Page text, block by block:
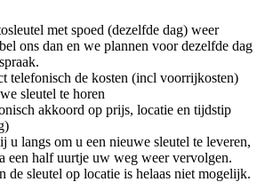
met spoed (dezelfde dag) weer
ons dan en we plannen voor dezelfde dag
telefonisch de kosten (incl voorrijkosten)
sleutel te horen
akkoord op prijs, locatie en tijdstip
u langs om u een nieuwe sleutel te leveren,
een half uurtje uw weg weer vervolgen.
de sleutel op locatie is helaas niet mogelijk.